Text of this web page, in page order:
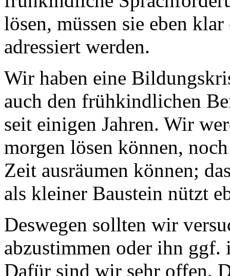
lösen, müssen sie eben
adressiert werden.
Wir haben eine
auch den frühkindlichen
seit einigen Jahren. Wir
morgen lösen können,
Zeit ausräumen können;
als kleiner Baustein nützt
Deswegen sollten wir
abzustimmen oder ihn ggf.
Dafür sind wir sehr offen.